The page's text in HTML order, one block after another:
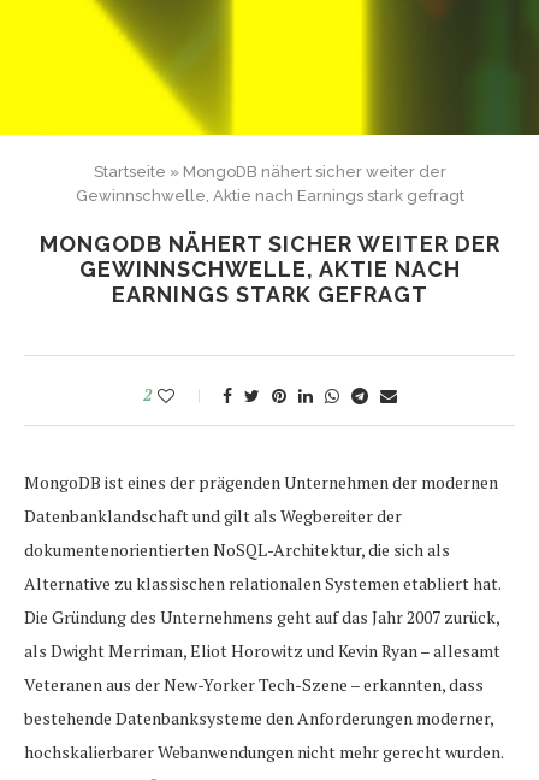
Startseite » MongoDB nähert sicher weiter der
Gewinnschwelle, Aktie nach Earnings stark gefragt
MONGODB NÄHERT SICHER WEITER DER
GEWINNSCHWELLE, AKTIE NACH
EARNINGS STARK GEFRAGT
2
MongoDB ist eines der prägenden Unternehmen der modernen
Datenbanklandschaft und gilt als Wegbereiter der
dokumentenorientierten NoSQL-Architektur, die sich als
Alternative zu klassischen relationalen Systemen etabliert hat.
Die Gründung des Unternehmens geht auf das Jahr 2007 zurück,
als Dwight Merriman, Eliot Horowitz und Kevin Ryan – allesamt
Veteranen aus der New-Yorker Tech-Szene – erkannten, dass
bestehende Datenbanksysteme den Anforderungen moderner,
hochskalierbarer Webanwendungen nicht mehr gerecht wurden.